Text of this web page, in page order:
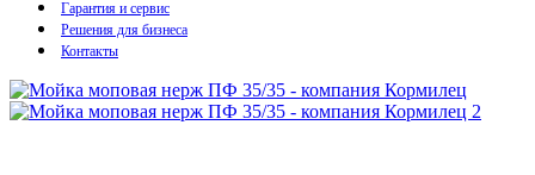
Гарантия и сервис
Решения для бизнеса
Контакты